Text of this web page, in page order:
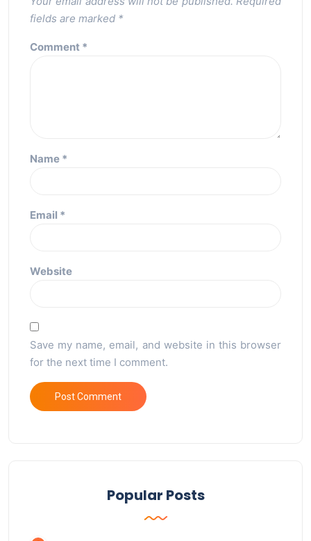
fields are marked *
Comment *
Name *
Email *
Website
Save my name, email, and website in this browser
for the next time I comment.
Popular Posts